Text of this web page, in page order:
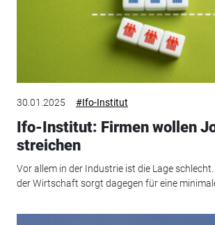
30.01.2025 #Ifo-Institut
Ifo-Institut: Firmen wollen
streichen
Vor allem in der Industrie ist die Lage
der Wirtschaft sorgt dagegen für eine